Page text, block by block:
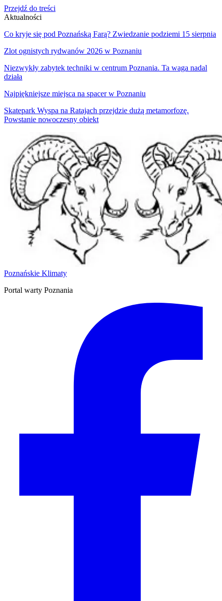
Przejdź do treści
Aktualności
Co kryje się pod Poznańską Farą? Zwiedzanie podziemi 15 sierpnia
Zlot ognistych rydwanów 2026 w Poznaniu
Niezwykły zabytek techniki w centrum Poznania. Ta waga nadal
działa
Najpiękniejsze miejsca na spacer w Poznaniu
Skatepark Wyspa na Ratajach przejdzie dużą metamorfozę.
Powstanie nowoczesny obiekt
Poznańskie Klimaty
Portal warty Poznania